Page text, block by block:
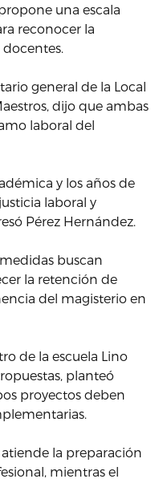
una escala
reconocer la
general de la Local
dijo que ambas
laboral del
y los años de
laboral y
Pérez Hernández.
buscan
la retención de
del magisterio en
de la escuela Lino
planteó
proyectos deben
atiende la preparación
mientras el